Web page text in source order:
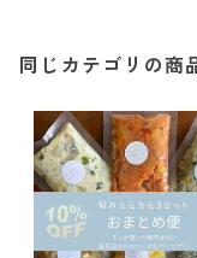
同じカテゴリの商